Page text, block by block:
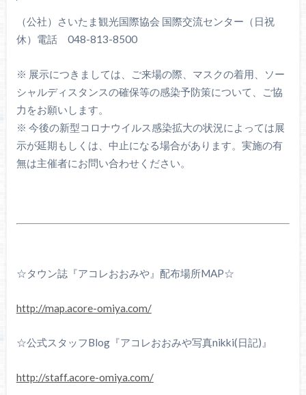
（公社）さいたま観光国際協会 国際交流センター（日祝
休）電話 048-813-8500
※ 展示につきましては、ご来場の際、マスクの着用、ソー
シャルディスタンスの確保等の感染予防策について、ご協
力をお願いします。
※ 今後の新型コロナウイルス感染拡大の状況によっては展
示が延期もしくは、中止になる場合があります。実施の有
無は主催者にお問い合わせください。
☆タウン誌『アコレおおみや』配布場所MAP☆
http://map.acore-omiya.com/
☆公式スタッフBlog『アコレおおみや写真nikki(日記)』
http://staff.acore-omiya.com/